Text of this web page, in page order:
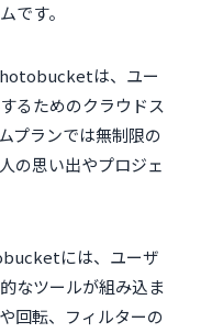
です。
は、ユー
るためのクラウドス
プランでは無制限の
の思い出やプロジェ
には、ユーザ
なツールが組み込ま
回転、フィルターの